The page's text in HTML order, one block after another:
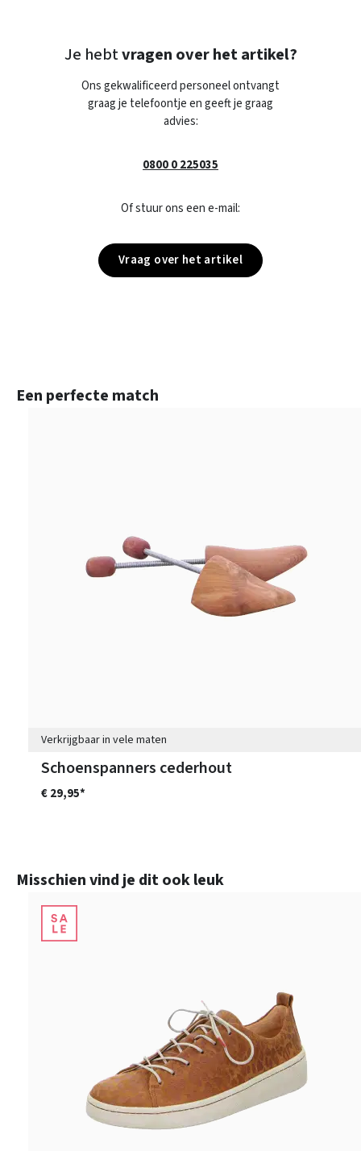
Je hebtvragen over het artikel?
Ons gekwalificeerd personeel ontvangt
graag je telefoontje en geeft je graag
advies:
0800 0 225035
Of stuur ons een e-mail:
Vraag over het artikel
Productgalerij overslaan
Een perfecte match
Verkrijgbaar in vele maten
Schoenspanners cederhout
€ 29,95*
Productgalerij overslaan
Misschien vind je dit ook leuk